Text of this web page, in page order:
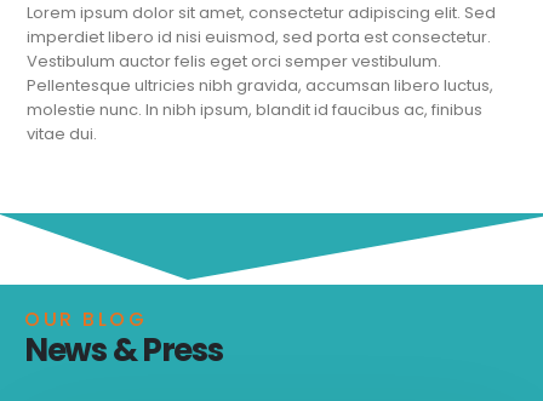
Lorem ipsum dolor sit amet, consectetur adipiscing elit. Sed
imperdiet libero id nisi euismod, sed porta est consectetur.
Vestibulum auctor felis eget orci semper vestibulum.
Pellentesque ultricies nibh gravida, accumsan libero luctus,
molestie nunc. In nibh ipsum, blandit id faucibus ac, finibus
vitae dui.
OUR BLOG
News & Press